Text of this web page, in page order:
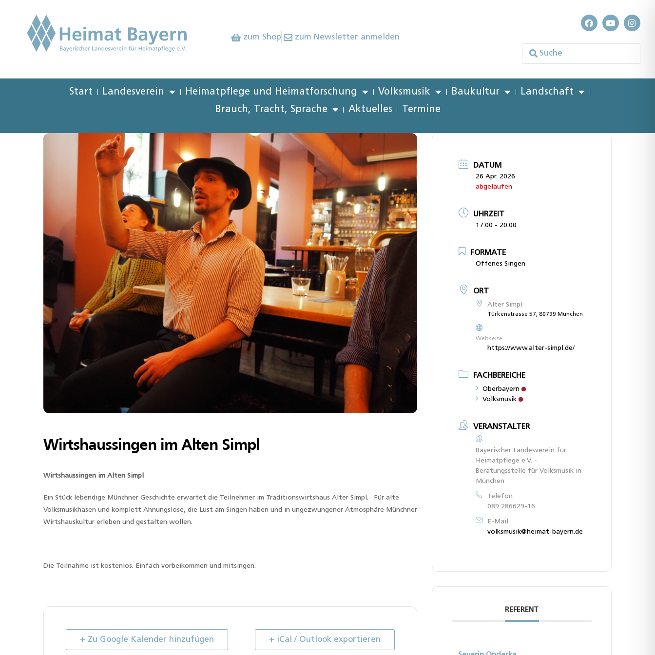
zum Shop zum Newsletter anmelden
Start Landesverein Heimatpflege und Heimatforschung Volksmusik Baukultur
Landschaft
Brauch, Tracht, Sprache
Aktuelles Termine
Wirtshaussingen im Alten Simpl
Wirtshaussingen im Alten Simpl
Ein Stück lebendige Münchner Geschichte erwartet die Teilnehmer im Traditionswirtshaus Alter Simpl. Für alte
Volksmusikhasen und komplett Ahnungslose, die Lust am Singen haben und in ungezwungener Atmosphäre Münchner
Wirtshauskultur erleben und gestalten wollen.
Die Teilnahme ist kostenlos. Einfach vorbeikommen und mitsingen.
+ Zu Google Kalender hinzufügen + iCal / Outlook exportieren
DATUM
26 Apr. 2026
abgelaufen
UHRZEIT
17:00 - 20:00
FORMATE
Offenes Singen
ORT
Alter Simpl
Türkenstrasse 57, 80799 München
Webseite
https://www.alter-simpl.de/
FACHBEREICHE
Oberbayern
Volksmusik
VERANSTALTER
Bayerischer Landesverein für
Heimatpflege e.V. -
Beratungsstelle für Volksmusik in
München
Telefon
089 286629-16
E-Mail
volksmusik@heimat-bayern.de
REFERENT